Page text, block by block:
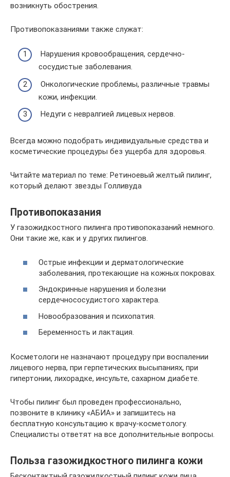
возникнуть обострения.
Противопоказаниями также служат:
Нарушения кровообращения, сердечно-
сосудистые заболевания.
Онкологические проблемы, различные травмы
кожи, инфекции.
Недуги с невралгией лицевых нервов.
Всегда можно подобрать индивидуальные средства и
косметические процедуры без ущерба для здоровья.
Читайте материал по теме: Ретиноевый желтый пилинг,
который делают звезды Голливуда
Противопоказания
У газожидкостного пилинга противопоказаний немного.
Они такие же, как и у других пилингов.
Острые инфекции и дерматологические
заболевания, протекающие на кожных покровах.
Эндокринные нарушения и болезни
сердечнососудистого характера.
Новообразования и психопатия.
Беременность и лактация.
Косметологи не назначают процедуру при воспалении
лицевого нерва, при герпетических высыпаниях, при
гипертонии, лихорадке, инсульте, сахарном диабете.
Чтобы пилинг был проведен профессионально,
позвоните в клинику «АБИА» и запишитесь на
бесплатную консультацию к врачу-косметологу.
Специалисты ответят на все дополнительные вопросы.
Польза газожидкостного пилинга кожи